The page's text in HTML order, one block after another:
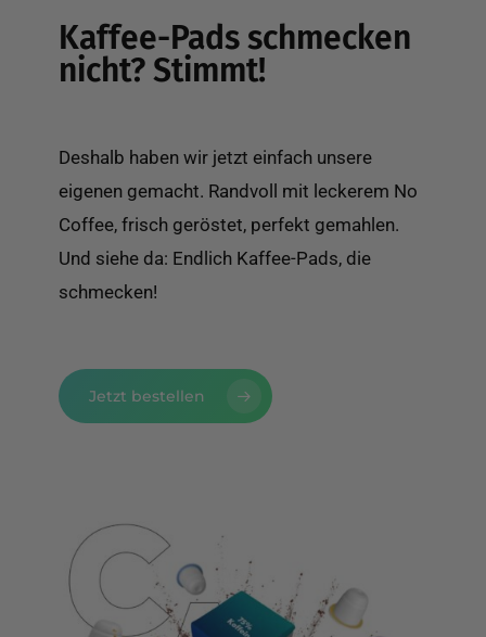
Kaffee-Pads schmecken
nicht? Stimmt!
Deshalb haben wir jetzt einfach unsere
eigenen gemacht. Randvoll mit leckerem No
Coffee, frisch geröstet, perfekt gemahlen.
Und siehe da: Endlich Kaffee-Pads, die
schmecken!
Jetzt bestellen